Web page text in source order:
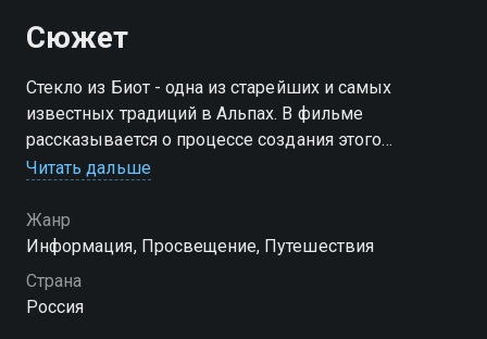
Сюжет
Стекло из Биот - одна из старейших и самых
известных традиций в Альпах. В фильме
рассказывается о процессе создания этого
уникального искусства и его значении для региона
Читать дальше
Жанр
Информация, Просвещение, Путешествия
Страна
Россия